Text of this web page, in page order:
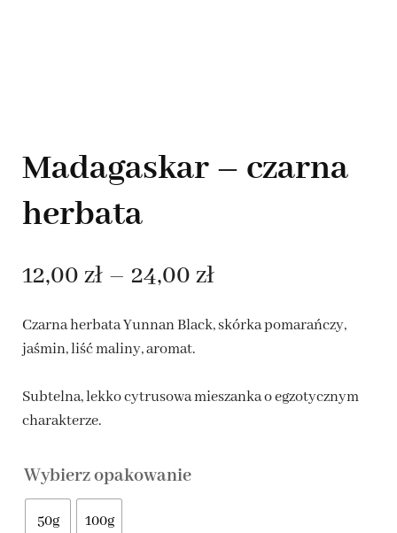
Madagaskar – czarna
herbata
12,00 zł – 24,00 złZakres
cen:
12,00 zł
Czarna herbata Yunnan Black, skórka pomarańczy,
jaśmin, liść maliny, aromat.
Subtelna, lekko cytrusowa mieszanka o egzotycznym
charakterze.
Wybierz opakowanie
50g 100g